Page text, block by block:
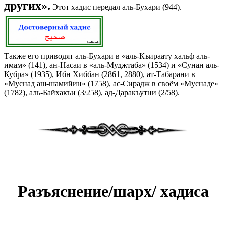
других». Этот хадис передал аль-Бухари (944).
Также его приводят аль-Бухари в «аль-Къираату хальф аль-
имам» (141), ан-Насаи в «аль-Муджтаба» (1534) и «Сунан аль-
Кубра» (1935), Ибн Хиббан (2861, 2880), ат-Табарани в
«Муснад аш-шамийин» (1758), ас-Сирадж в своём «Муснаде»
(1782), аль-Байхакъи (3/258), ад-Даракъутни (2/58).
Разъяснение/шарх/ хадиса